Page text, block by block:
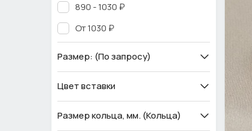
890 - 1030 ₽
От 1030 ₽
Размер: (По запросу)
Цвет вставки
Размер кольца, мм. (Кольца)